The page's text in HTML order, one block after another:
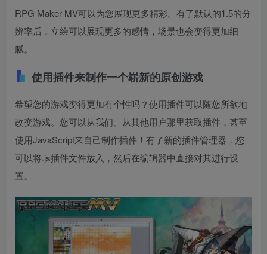
RPG Maker MV可以为您展现更多精彩。有了默认的1.5的分
辨率后，立绘可以展现更多的感情，场景也会变得更加细
腻。
使用插件来制作一个崭新的原创游戏
希望您的游戏变得更加有个性吗？使用插件可以随您所欲地
改变游戏。您可以从我们、从其他用户那里获取插件，甚至
使用JavaScript来自己制作插件！有了新的插件管理器，您
可以将.js插件文件放入，然后在编辑器中直接对其进行设
置。